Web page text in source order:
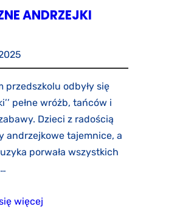
ANDRZEJKI
przedszkolu odbyły się
pełne wróżb, tańców i
Dzieci z radością
andrzejkowe tajemnice, a
porwała wszystkich
więcej